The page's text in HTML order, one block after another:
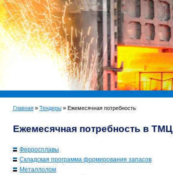
Главная» Тендеры» Ежемесячная потребность
Ежемесячная потребность в ТМЦ
Ферросплавы
Складская программа формирования запасов
Металлолом